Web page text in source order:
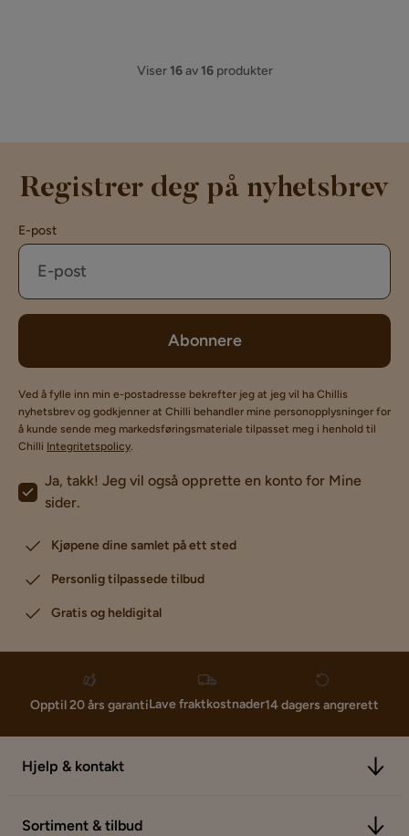
Viser16av16produkter
Registrer deg på nyhetsbrev
E-post
Abonnere
Ved å fylle inn min e-postadresse bekrefter jeg at jeg vil ha Chillis
nyhetsbrev og godkjenner at Chilli behandler mine personopplysninger for
å kunde sende meg markedsføringsmateriale tilpasset meg i henhold til
Chilli Integritetspolicy.
Ja, takk! Jeg vil også opprette en konto for Mine
sider.
Kjøpene dine samlet på ett sted
Personlig tilpassede tilbud
Gratis og heldigital
Opptil 20 års garantiLave fraktkostnader14 dagers angrerett
Hjelp & kontakt
Sortiment & tilbud